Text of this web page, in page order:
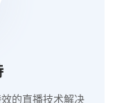
的直播技术解决